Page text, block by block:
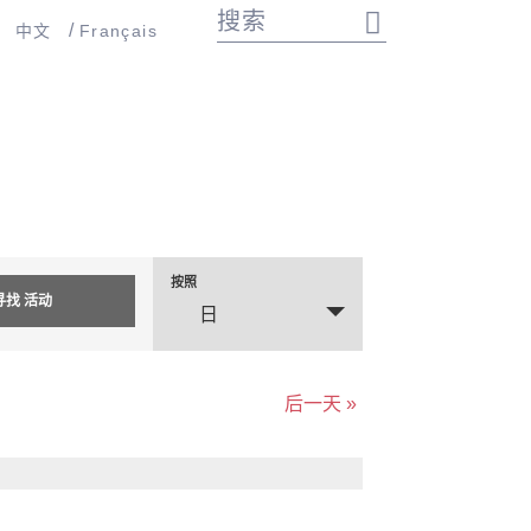
Français
中文
活
动
按照
日
后一天 »